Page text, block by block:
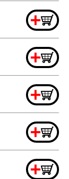
+
+
+
+
+